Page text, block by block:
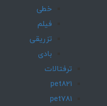
خطی
فیلم
تزریقی
بادی
ترفتالات
pet821
pet781